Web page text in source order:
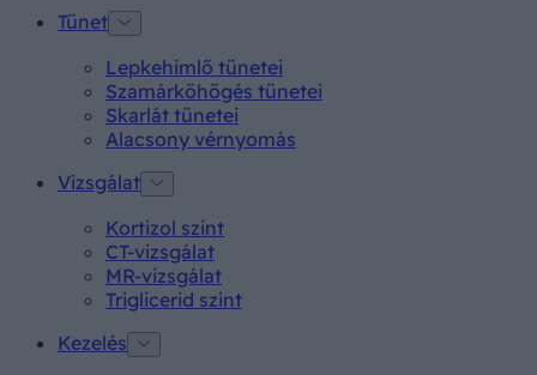
Tünet
Lepkehimlő tünetei
Szamárköhögés tünetei
Skarlát tünetei
Alacsony vérnyomás
Vizsgálat
Kortizol szint
CT-vizsgálat
MR-vizsgálat
Triglicerid szint
Kezelés